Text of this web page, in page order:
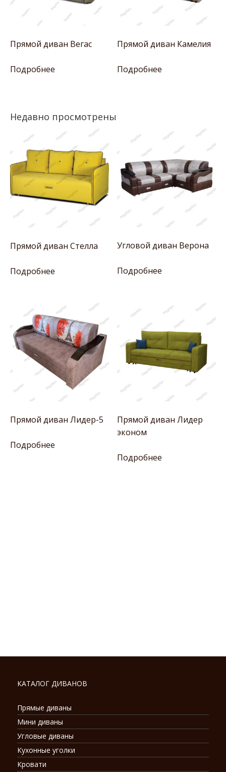
Прямой диван Вегас
Подробнее
Прямой диван Камелия
Подробнее
Недавно просмотрены
Прямой диван Стелла
Подробнее
Угловой диван Верона
Подробнее
Прямой диван Лидер-5
Подробнее
Прямой диван Лидер
эконом
Подробнее
КАТАЛОГ ДИВАНОВ
Прямые диваны
Мини диваны
Угловые диваны
Кухонные уголки
Кровати